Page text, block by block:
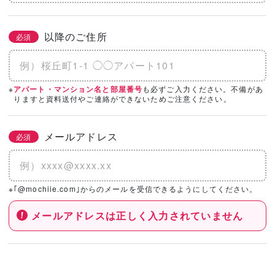
防音
そのほかのこだわりを見る
3/3
必須 「カタログ請求」「相談・見学」したい会
社を選択！
基本情報とこだわりの条件を設定いただくと、
こちらのエリアにハウスメーカー・工務店が表示されます。
必須 以降のご住所
※アパート・マンション名と部屋番号も必ずご入力ください。不備があ
りますと資料送付やご連絡ができないためご注意ください。
必須 メールアドレス
※｢@mochiie.com｣からのメールを受信できるようにしてください。
メールアドレスは正しく入力されていません